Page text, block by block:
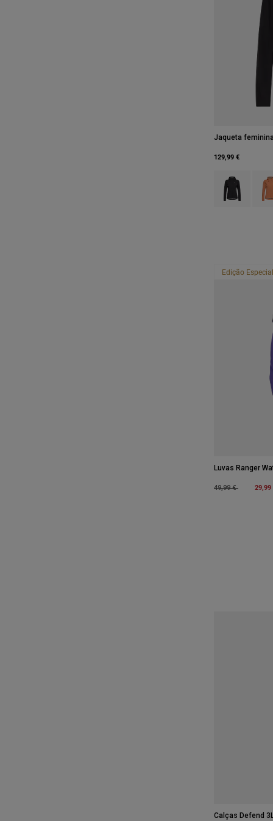
Jaqueta
129,99 €
Product
Edição Especial
Luvas Ranger
Price reduced
49,99 €to 29,99
Calças Defend